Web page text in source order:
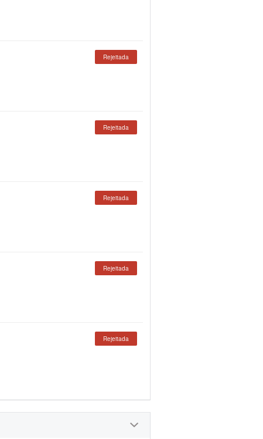
Rejeitada
Rejeitada
Rejeitada
Rejeitada
Rejeitada